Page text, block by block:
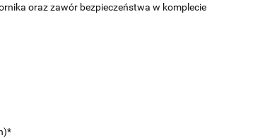
oraz zawór bezpieczeństwa w komplecie